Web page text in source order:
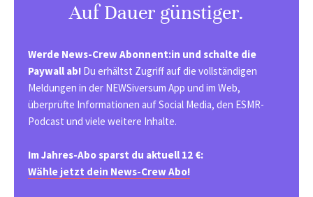
Auf Dauer günstiger.
Werde News-Crew Abonnent:in und schalte die
Paywall ab! Du erhältst Zugriff auf die vollständigen
Meldungen in der NEWSiversum App und im Web,
überprüfte Informationen auf Social Media, den ESMR-
Podcast und viele weitere Inhalte.
Im Jahres-Abo sparst du aktuell 12 €:
Wähle jetzt dein News-Crew Abo!